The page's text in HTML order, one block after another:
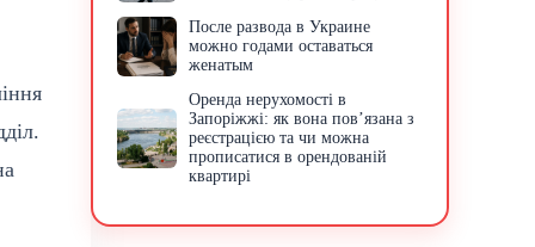
После развода в Украине
можно годами оставаться
женатым
Оренда нерухомості в
Запоріжжі: як вона пов’язана з
реєстрацією та чи можна
прописатися в орендованій
квартирі